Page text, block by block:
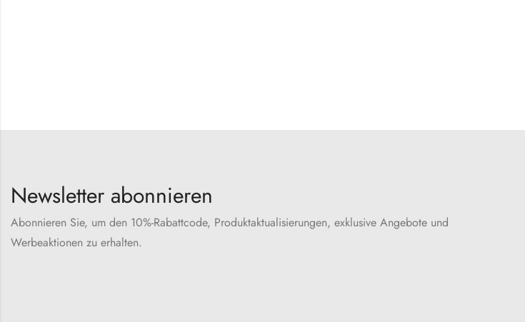
Newsletter abonnieren
Abonnieren Sie, um den 10%-Rabattcode, Produktaktualisierungen, exklusive Angebote und
Werbeaktionen zu erhalten.